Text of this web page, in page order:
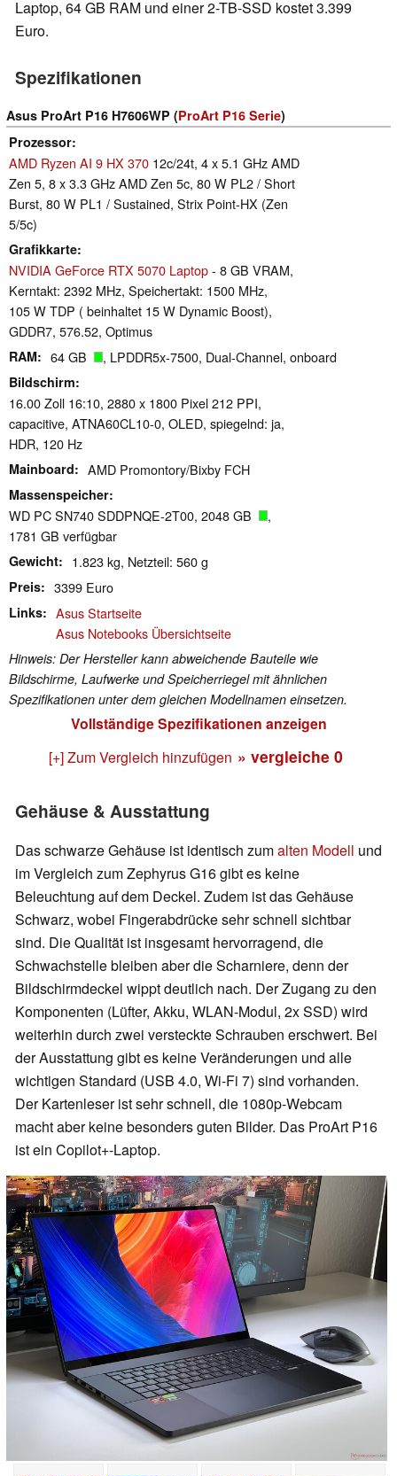
Laptop, 64 GB RAM und einer 2-TB-SSD kostet 3.399
Euro.
Spezifikationen
Asus ProArt P16 H7606WP (ProArt P16 Serie)
Prozessor
AMD Ryzen AI 9 HX 370 12c/24t, 4 x 5.1 GHz AMD
Zen 5, 8 x 3.3 GHz AMD Zen 5c, 80 W PL2 / Short
Burst, 80 W PL1 / Sustained, Strix Point-HX (Zen
5/5c)
Grafikkarte
NVIDIA GeForce RTX 5070 Laptop- 8 GB VRAM,
Kerntakt: 2392 MHz, Speichertakt: 1500 MHz,
105 W TDP ( beinhaltet 15 W Dynamic Boost),
GDDR7, 576.52, Optimus
RAM 64 GB , LPDDR5x-7500, Dual-Channel, onboard
Bildschirm
16.00 Zoll 16:10, 2880 x 1800 Pixel 212 PPI,
capacitive, ATNA60CL10-0, OLED, spiegelnd: ja,
HDR, 120 Hz
Mainboard AMD Promontory/Bixby FCH
Massenspeicher
WD PC SN740 SDDPNQE-2T00, 2048 GB
,
1781 GB verfügbar
Gewicht 1.823 kg, Netzteil: 560 g
Preis 3399 Euro
Links
Asus Startseite
Asus Notebooks Übersichtseite
Hinweis: Der Hersteller kann abweichende Bauteile wie
Bildschirme, Laufwerke und Speicherriegel mit ähnlichen
Spezifikationen unter dem gleichen Modellnamen einsetzen.
Vollständige Spezifikationen anzeigen
[+] Zum Vergleich hinzufügen » vergleiche 0
Gehäuse & Ausstattung
Das schwarze Gehäuse ist identisch zumalten Modell und
im Vergleich zum Zephyrus G16 gibt es keine
Beleuchtung auf dem Deckel. Zudem ist das Gehäuse
Schwarz, wobei Fingerabdrücke sehr schnell sichtbar
sind. Die Qualität ist insgesamt hervorragend, die
Schwachstelle bleiben aber die Scharniere, denn der
Bildschirmdeckel wippt deutlich nach. Der Zugang zu den
Komponenten (Lüfter, Akku, WLAN-Modul, 2x SSD) wird
weiterhin durch zwei versteckte Schrauben erschwert. Bei
der Ausstattung gibt es keine Veränderungen und alle
wichtigen Standard (USB 4.0, Wi-Fi 7) sind vorhanden.
Der Kartenleser ist sehr schnell, die 1080p-Webcam
macht aber keine besonders guten Bilder. Das ProArt P16
ist ein Copilot+-Laptop.